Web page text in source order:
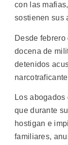
con las
sostienen sus
Desde
docena de
detenidos
Los
que durante
hostigan e
familiares,